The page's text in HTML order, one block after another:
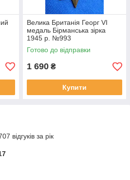
Велика Британія Георг VI
медаль Бірманська зірка
1945 р. №993
Готово до відправки
1 690 ₴
Купити
відгуків за рік